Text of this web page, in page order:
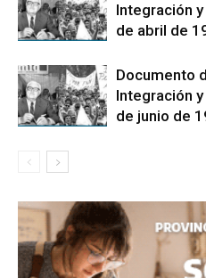
Integración
de abril de
Documento
Integración
de junio de